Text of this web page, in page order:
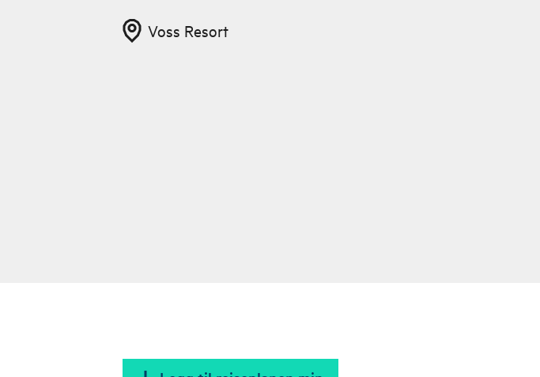
Voss Resort